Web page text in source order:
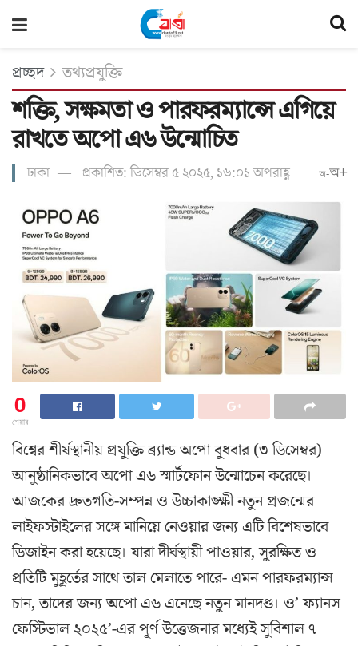
প্রচ্ছদ তথ্যপ্রযুক্তি
শক্তি, সক্ষমতা ও পারফরম্যান্সে এগিয়ে
রাখতে অপো এ৬ উন্মোচিত
ঢাকা প্রকাশিত: ডিসেম্বর ৫ ২০২৫, ১৬:০১ অপরাহ্ণ অ-অ+
0
শেয়ার
বিশ্বের শীর্ষস্থানীয় প্রযুক্তি ব্র্যান্ড অপো বুধবার (৩ ডিসেম্বর)
আনুষ্ঠানিকভাবে অপো এ৬ স্মার্টফোন উন্মোচেন করেছে।
আজকের দ্রুতগতি-সম্পন্ন ও উচ্চাকাঙ্ক্ষী নতুন প্রজন্মের
লাইফস্টাইলের সঙ্গে মানিয়ে নেওয়ার জন্য এটি বিশেষভাবে
ডিজাইন করা হয়েছে। যারা দীর্ঘস্থায়ী পাওয়ার, সুরক্ষিত ও
প্রতিটি মুহূর্তের সাথে তাল মেলাতে পারে- এমন পারফরম্যান্স
চান, তাদের জন্য অপো এ৬ এনেছে নতুন মানদণ্ড। ও’ ফ্যানস
ফেস্টিভাল ২০২৫’-এর পূর্ণ উত্তেজনার মধ্যেই সুবিশাল ৭